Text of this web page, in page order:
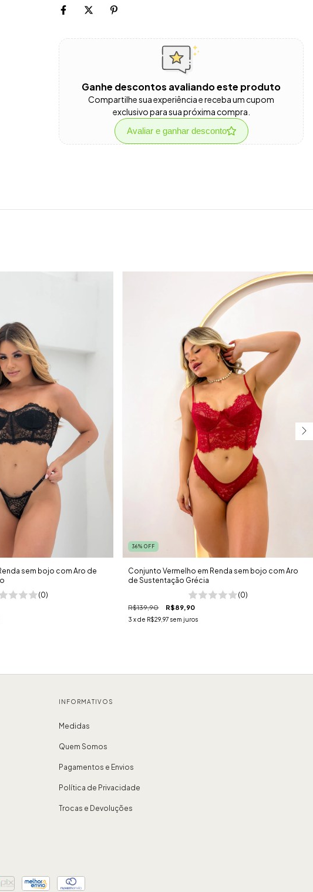
Ganhe descontos avaliando este produto
Compartilhe sua experiência e receba um cupom
exclusivo para sua próxima compra.
Avaliar e ganhar desconto
sem bojo com Aro de
(0)
36%OFF
Conjunto Vermelho em Renda sem bojo com Aro
de Sustentação Grécia
(0)
R$139,90 R$89,90
3 x de R$29,97 sem juros
INFORMATIVOS
Medidas
Quem Somos
Pagamentos e Envios
Política de Privacidade
Trocas e Devoluções